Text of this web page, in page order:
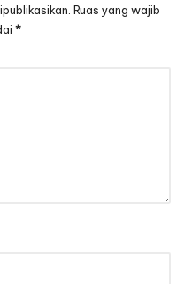
Ruas yang wajib
*